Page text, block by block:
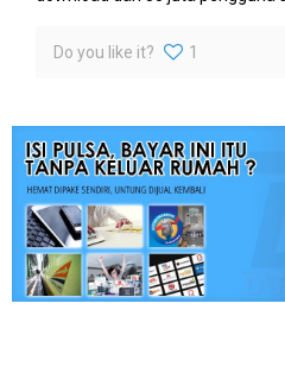
Do you like it? 1